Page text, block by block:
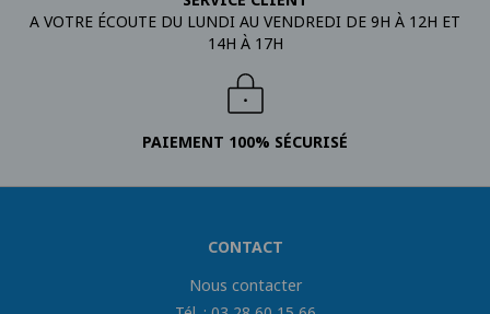
A VOTRE ÉCOUTE DU LUNDI AU VENDREDI DE 9H À 12H ET
14H À 17H
PAIEMENT 100% SÉCURISÉ
CONTACT
Nous contacter